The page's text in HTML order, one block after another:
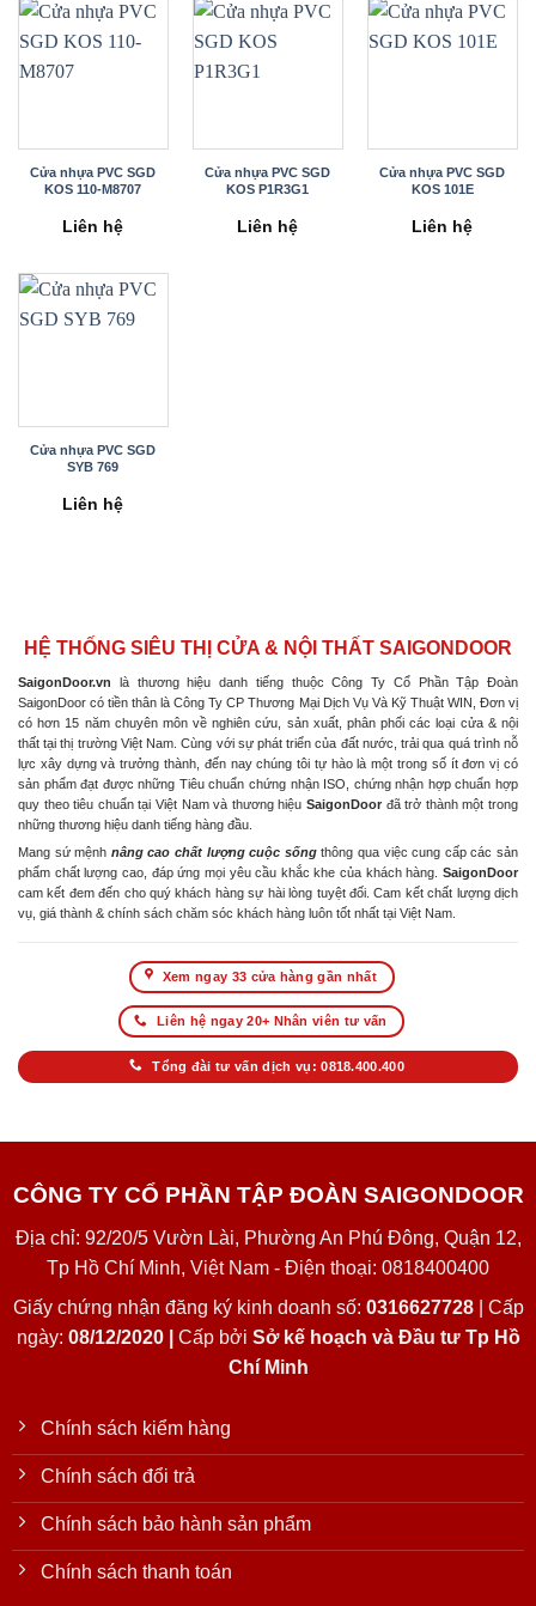
Cửa nhựa PVC SGD
KOS 110-M8707
Liên hệ
Cửa nhựa PVC SGD
KOS P1R3G1
Liên hệ
Cửa nhựa PVC SGD
KOS 101E
Liên hệ
Cửa nhựa PVC SGD
SYB 769
Liên hệ
HỆ THỐNG SIÊU THỊ CỬA & NỘI THẤT SAIGONDOOR
SaigonDoor.vn là thương hiệu danh tiếng thuộc Công Ty Cổ Phần Tập Đoàn
SaigonDoor có tiền thân là Công Ty CP Thương Mại Dịch Vụ Và Kỹ Thuật WIN, Đơn vị
có hơn 15 năm chuyên môn về nghiên cứu, sản xuất, phân phối các loại cửa & nội
thất tại thị trường Việt Nam. Cùng với sự phát triển của đất nước, trải qua quá trình nỗ
lực xây dựng và trưởng thành, đến nay chúng tôi tự hào là một trong số ít đơn vị có
sản phẩm đạt được những Tiêu chuẩn chứng nhận ISO, chứng nhận hợp chuẩn hợp
quy theo tiêu chuẩn tại Việt Nam và thương hiệu SaigonDoor đã trở thành một trong
những thương hiệu danh tiếng hàng đầu.
Mang sứ mệnh nâng cao chất lượng cuộc sốngthông qua việc cung cấp các sản
phẩm chất lượng cao, đáp ứng mọi yêu cầu khắc khe của khách hàng. SaigonDoor
cam kết đem đến cho quý khách hàng sự hài lòng tuyệt đối. Cam kết chất lượng dịch
vụ, giá thành & chính sách chăm sóc khách hàng luôn tốt nhất tại Việt Nam.
Xem ngay 33 cửa hàng gần nhất
Liên hệ ngay 20+ Nhân viên tư vấn
Tổng đài tư vấn dịch vụ: 0818.400.400
CÔNG TY CỔ PHẦN TẬP ĐOÀN SAIGONDOOR
Địa chỉ: 92/20/5 Vườn Lài, Phường An Phú Đông, Quận 12,
Tp Hồ Chí Minh, Việt Nam - Điện thoại: 0818400400
Giấy chứng nhận đăng ký kinh doanh số: 0316627728| Cấp
ngày: 08/12/2020 | Cấp bởi Sở kế hoạch và Đầu tư Tp Hồ
Chí Minh
Chính sách kiểm hàng
Chính sách đổi trả
Chính sách bảo hành sản phẩm
Chính sách thanh toán